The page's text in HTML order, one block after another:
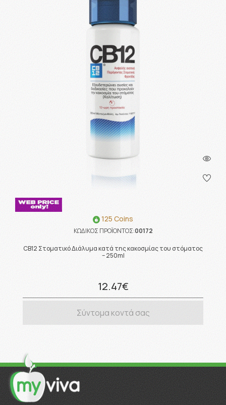
125 Coins
ΚΩΔΙΚΟΣ ΠΡΟΪΟΝΤΟΣ:00172
CB12 Στοματικό Διάλυμα κατά της κακοσμίας του στόματος
– 250ml
12.47€
Σύντομα κοντά σας